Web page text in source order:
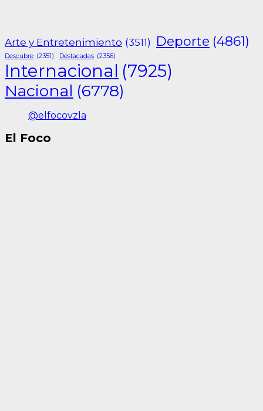
Arte y Entretenimiento (3511) Deporte (4861)
Descubre (2351) Destacadas (2356)
Internacional (7925)
Nacional (6778)
@elfocovzla
El Foco